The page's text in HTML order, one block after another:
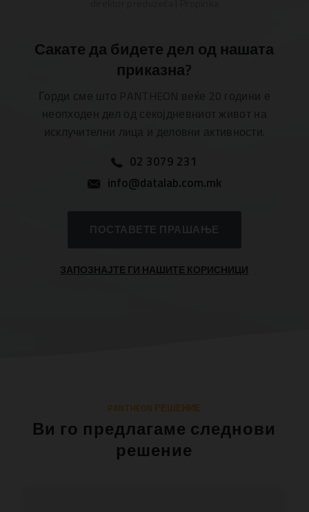
Сакате да бидете дел од нашата
приказна?
Горди сме што PANTHEON веќе 20 години е
неопходен дел од секојдневниот живот на
исклучителни лица и деловни активности.
02 3079 231
info@datalab.com.mk
ПОСТАВЕТЕ ПРАШАЊЕ
ЗАПОЗНАЈТЕ ГИ НАШИТЕ КОРИСНИЦИ
PANTHEON РЕШЕНИЕ
Ви го предлагаме следнови
решение